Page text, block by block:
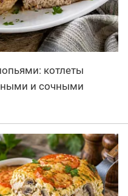
котлеты
и сочными